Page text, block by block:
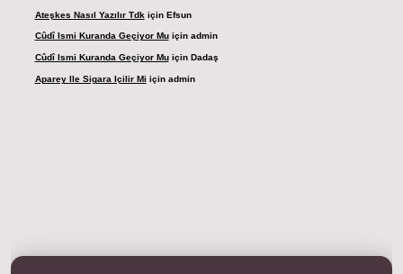
Ateşkes Nasıl Yazılır Tdk için Efsun
Cûdî Ismi Kuranda Geçiyor Muiçin admin
Cûdî Ismi Kuranda Geçiyor Muiçin Dadaş
Aparey Ile Sigara Içilir Mi için admin